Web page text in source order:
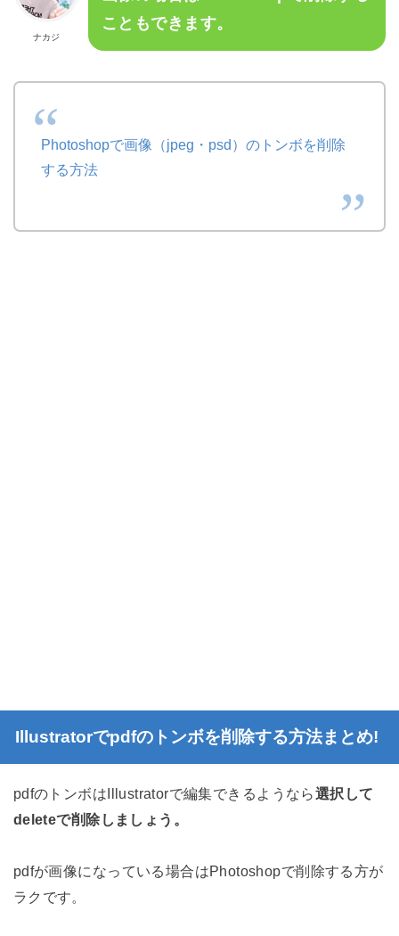
ナカジ
こともできます。
Photoshopで画像（jpeg・psd）のトンボを削除
する方法
Illustratorでpdfのトンボを削除する方法まとめ!
pdfのトンボはIllustratorで編集できるようなら選択して
deleteで削除しましょう。
pdfが画像になっている場合はPhotoshopで削除する方が
ラクです。